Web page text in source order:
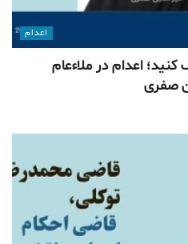
اعدام
اعدام در ملاءعام
صفری